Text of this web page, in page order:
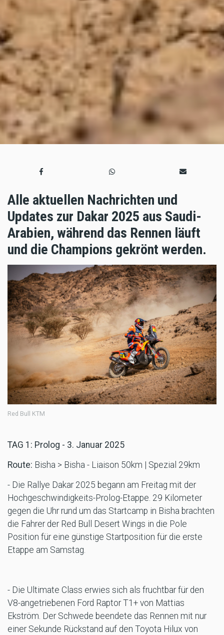
Alle aktuellen Nachrichten und
Updates zur Dakar 2025 aus Saudi-
Arabien, während das Rennen läuft
und die Champions gekrönt werden.
Red Bull KTM
TAG 1: Prolog - 3. Januar 2025
Route: Bisha > Bisha - Liaison 50km | Spezial 29km
- Die Rallye Dakar 2025 begann am Freitag mit der
Hochgeschwindigkeits-Prolog-Etappe. 29 Kilometer
gegen die Uhr rund um das Startcamp in Bisha brachten
die Fahrer der Red Bull Desert Wings in die Pole
Position für eine günstige Startposition für die erste
Etappe am Samstag.
- Die Ultimate Class erwies sich als fruchtbar für den
V8-angetriebenen Ford Raptor T1+ von Mattias
Ekström. Der Schwede beendete das Rennen mit nur
einer Sekunde Rückstand auf den Toyota Hilux von